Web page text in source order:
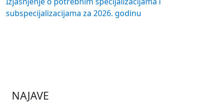
subspecijalizacijama za 2026. godinu
NAJAVE